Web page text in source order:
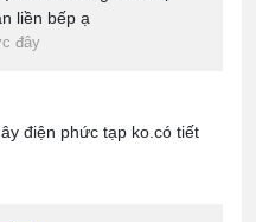
liền bếp ạ
đây
điện phức tạp ko.có tiết